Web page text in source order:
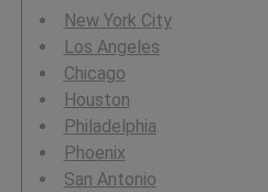
New York City
Los Angeles
Chicago
Houston
Philadelphia
Phoenix
San Antonio